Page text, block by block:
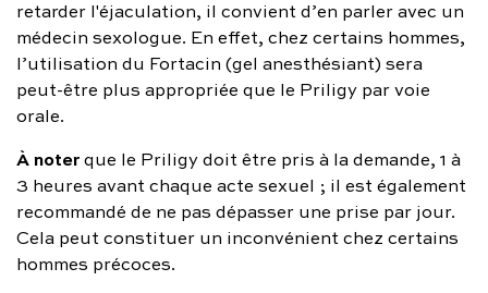
retarder l'éjaculation, il convient d’en parler avec un
médecin sexologue. En effet, chez certains hommes,
l’utilisation du Fortacin (gel anesthésiant) sera
peut-être plus appropriée que le Priligy par voie
orale.
À noterque le Priligy doit être pris à la demande, 1 à
3 heures avant chaque acte sexuel ; il est également
recommandé de ne pas dépasser une prise par jour.
Cela peut constituer un inconvénient chez certains
hommes précoces.